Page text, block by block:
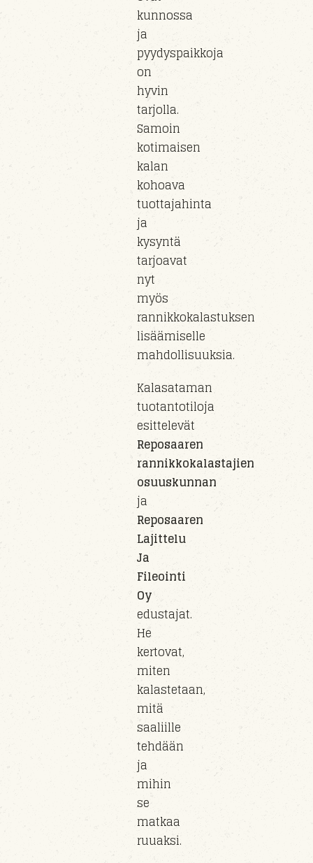
kunnossa
ja
pyydyspaikkoja
on
hyvin
tarjolla.
Samoin
kotimaisen
kalan
kohoava
tuottajahinta
ja
kysyntä
tarjoavat
nyt
myös
rannikkokalastuksen
lisäämiselle
mahdollisuuksia.
Kalasataman
tuotantotiloja
esittelevät
Reposaaren
rannikkokalastajien
osuuskunnan
ja
Reposaaren
Lajittelu
Ja
Fileointi
Oy
edustajat.
He
kertovat,
miten
kalastetaan,
mitä
saaliille
tehdään
ja
mihin
se
matkaa
ruuaksi.